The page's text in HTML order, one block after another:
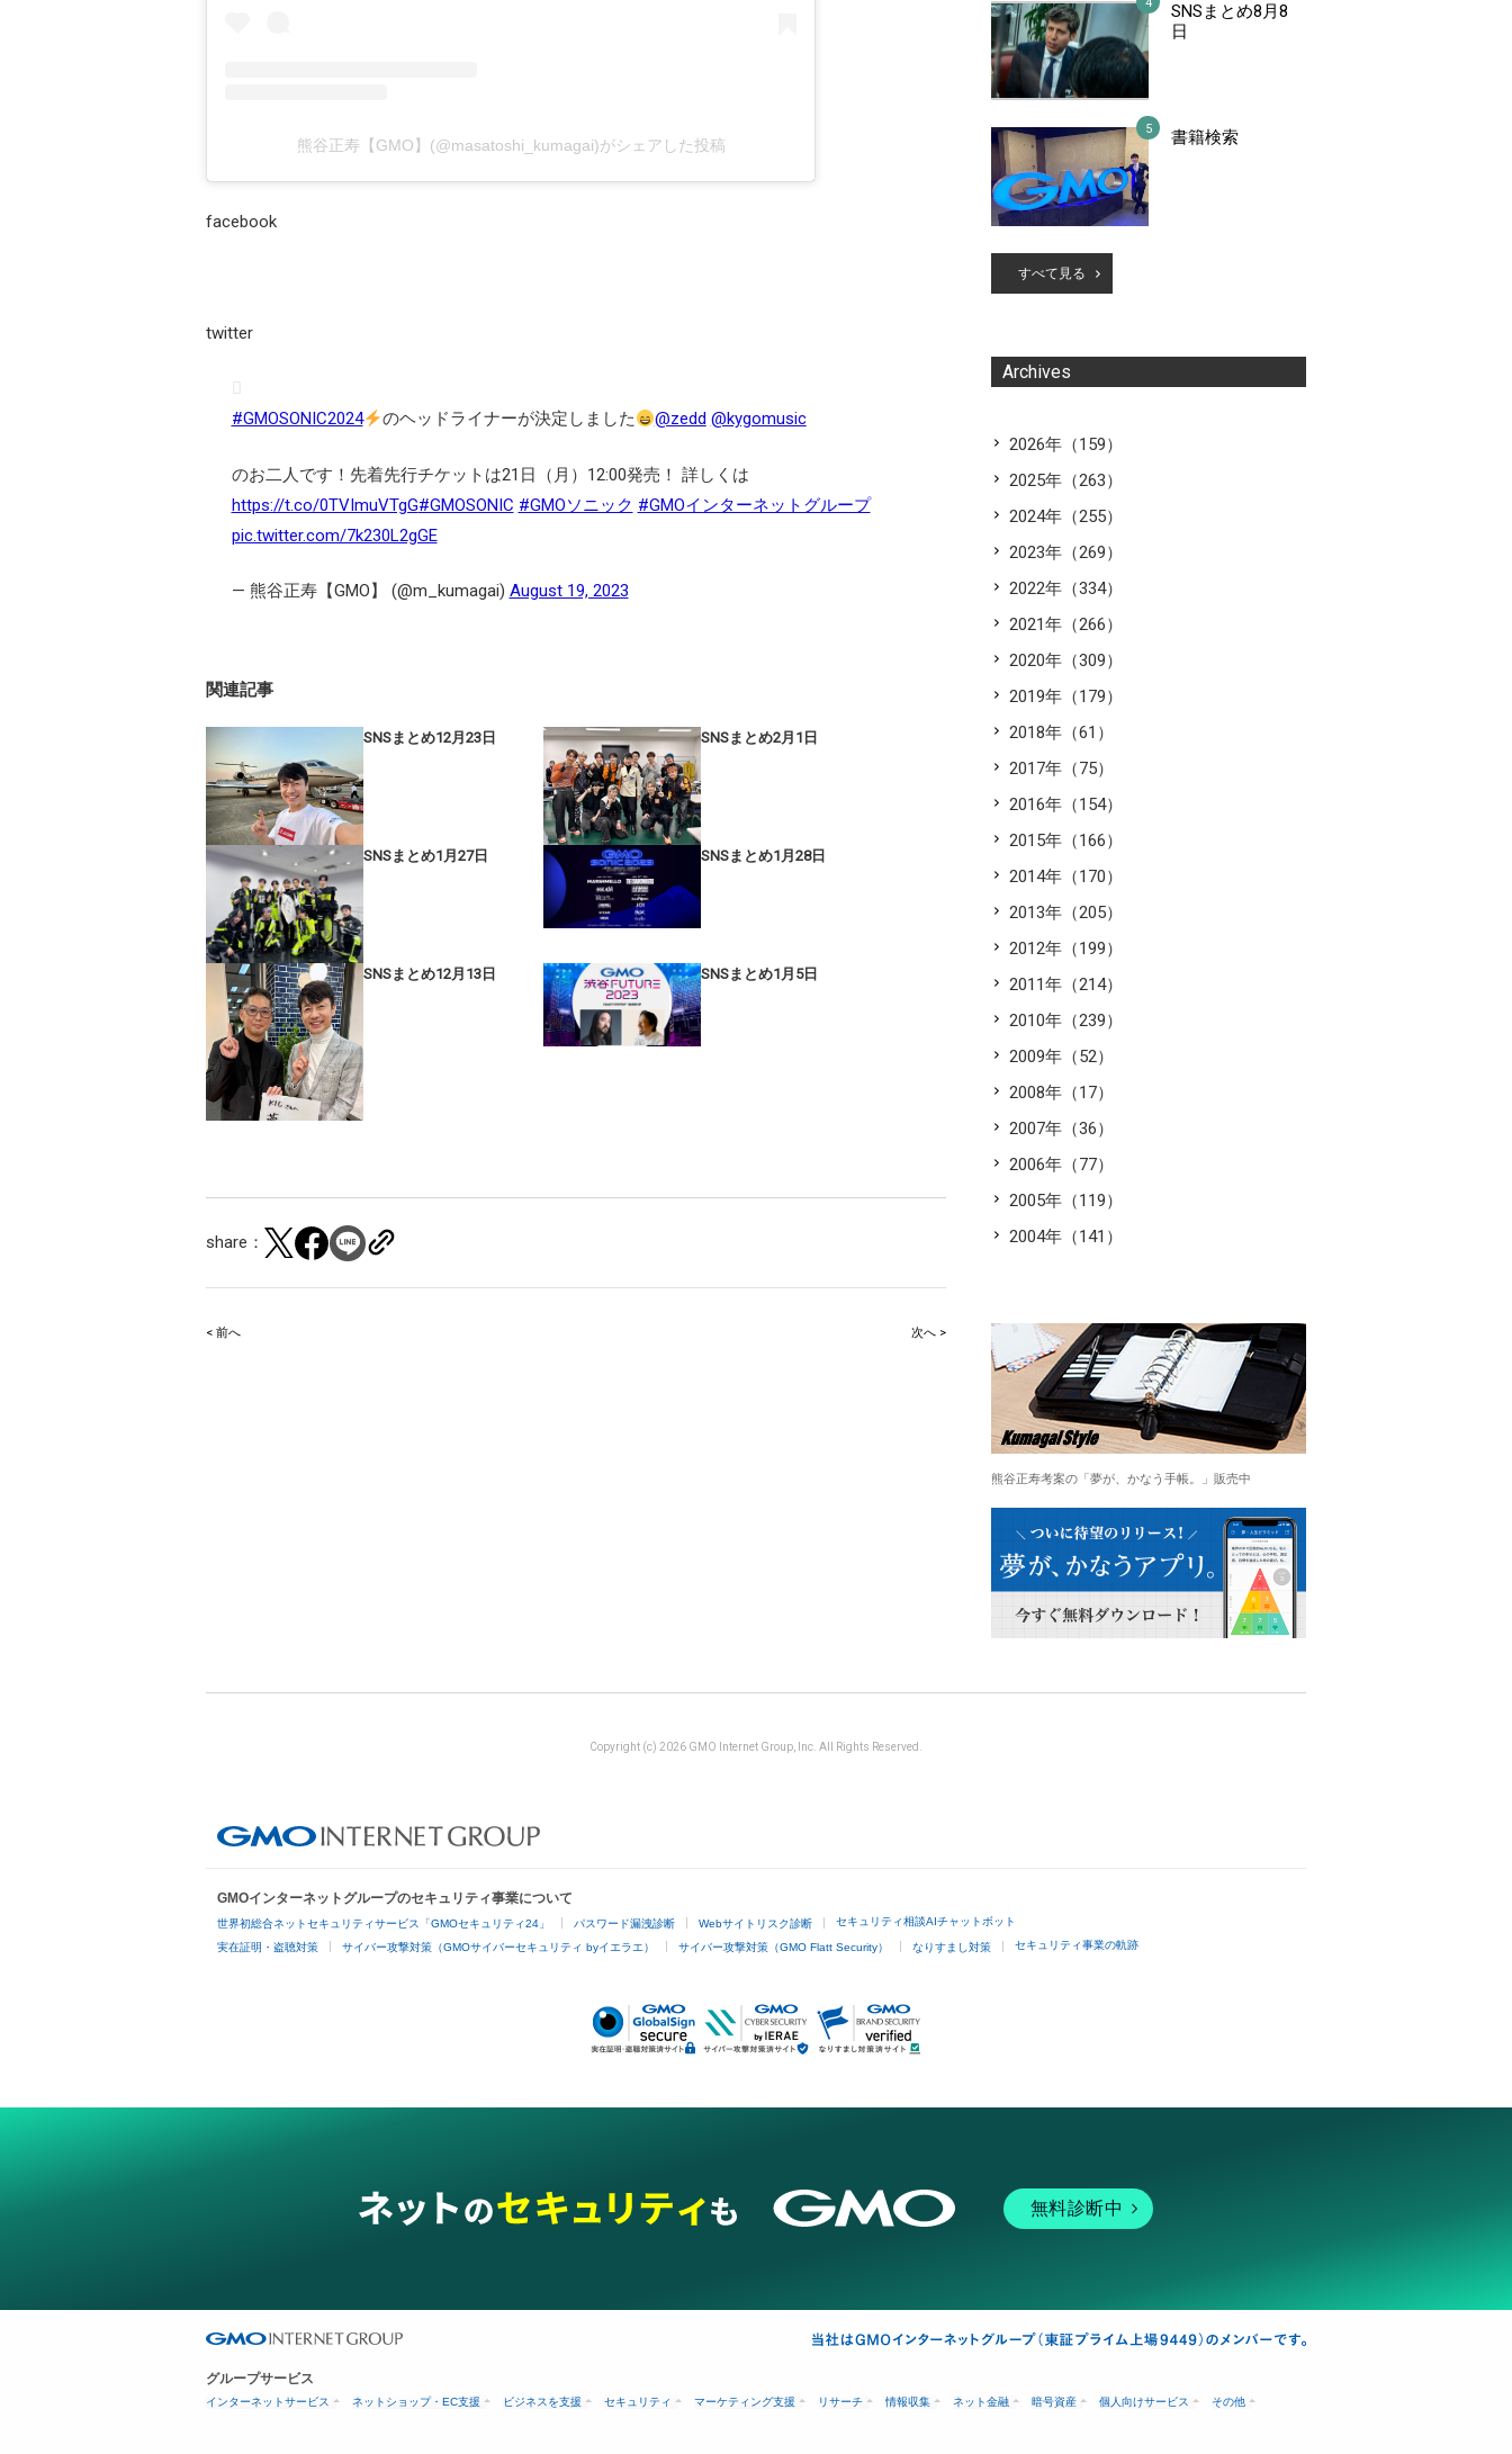
熊谷正寿【GMO】(@masatoshi_kumagai)がシェアした投稿
facebook
twitter
#GMOSONIC2024 のヘッドライナーが決定しました @zedd @kygomusic
のお二人です！先着先行チケットは21日（月）12:00発売！ 詳しくは
https://t.co/0TVImuVTgG#GMOSONIC #GMOソニック #GMOインターネットグループ
pic.twitter.com/7k230L2gGE
— 熊谷正寿【GMO】 (@m_kumagai) August 19, 2023
関連記事
SNSまとめ12月23日 SNSまとめ2月1日
SNSまとめ1月27日 SNSまとめ1月28日
SNSまとめ12月13日 SNSまとめ1月5日
share：
Post
< 前へ 次へ >
SNSまとめ8月8
日
書籍検索
すべて見る
Archives
2026年（159）
2025年（263）
2024年（255）
2023年（269）
2022年（334）
2021年（266）
2020年（309）
2019年（179）
2018年（61）
2017年（75）
2016年（154）
2015年（166）
2014年（170）
2013年（205）
2012年（199）
2011年（214）
2010年（239）
2009年（52）
2008年（17）
2007年（36）
2006年（77）
2005年（119）
2004年（141）
熊谷正寿考案の「夢が、かなう手帳。」販売中
Copyright (c) 2026 GMO Internet Group, Inc. All Rights Reserved.
GMOインターネットグループのセキュリティ事業について
世界初総合ネットセキュリティサービス「GMOセキュリティ24」 パスワード漏洩診断 Webサイトリスク診断 セキュリティ相談AIチャットボット
実在証明・盗聴対策 サイバー攻撃対策（GMOサイバーセキュリティ byイエラエ） サイバー攻撃対策（GMO Flatt Security） なりすまし対策 セキュリティ事業の軌跡
無料診断中
グループサービス
インターネットサービス ネットショップ・EC支援 ビジネスを支援 セキュリティ マーケティング支援 リサーチ 情報収集 ネット金融 暗号資産 個人向けサービス その他